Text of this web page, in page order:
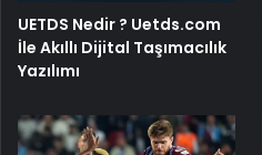
UETDS Nedir ? Uetds.com
İle Akıllı Dijital Taşımacılık
Yazılımı